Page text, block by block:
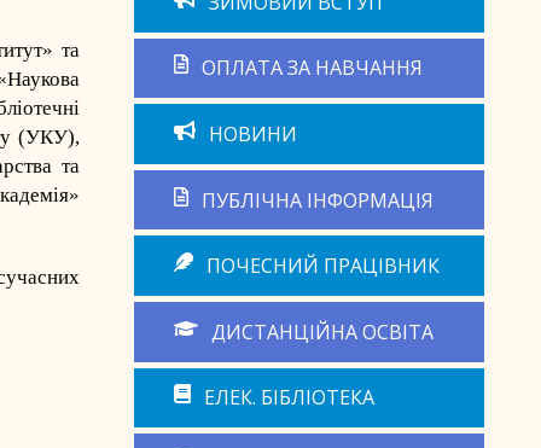
та
(УКУ),
та
ОПЛАТА ЗА НАВЧАННЯ
НОВИНИ
ПУБЛІЧНА ІНФОРМАЦІЯ
ПОЧЕСНИЙ ПРАЦІВНИК
ДИСТАНЦІЙНА ОСВІТА
ЕЛЕК. БІБЛІОТЕКА